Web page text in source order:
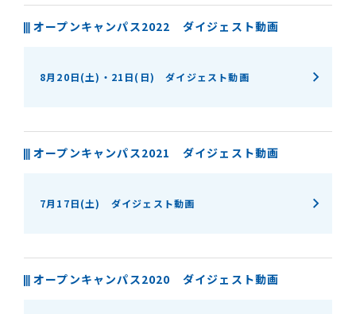
オープンキャンパス2022 ダイジェスト動画
8月20日(土)・21日(日) ダイジェスト動画
オープンキャンパス2021 ダイジェスト動画
7月17日(土) ダイジェスト動画
オープンキャンパス2020 ダイジェスト動画